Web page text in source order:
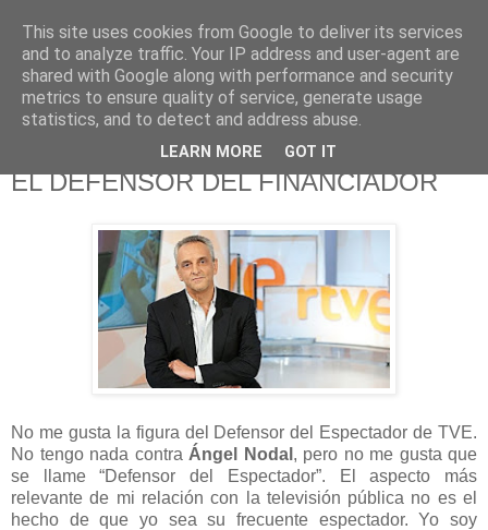
625 RANAS
LA TELEVISIÓN DESDE EL PUNTO DE VISTA BATRACIO
EL DEFENSOR DEL FINANCIADOR
No me gusta la figura del Defensor del Espectador de TVE.
No tengo nada contra Ángel Nodal , pero no me gusta que
se llame “Defensor del Espectador”. El aspecto más
relevante de mi relación con la televisión pública no es el
hecho de que yo sea su frecuente espectador. Yo soy
This site uses cookies from Google to deliver its services
and to analyze traffic. Your IP address and user-agent are
shared with Google along with performance and security
metrics to ensure quality of service, generate usage
statistics, and to detect and address abuse.
LEARN MORE GOT IT